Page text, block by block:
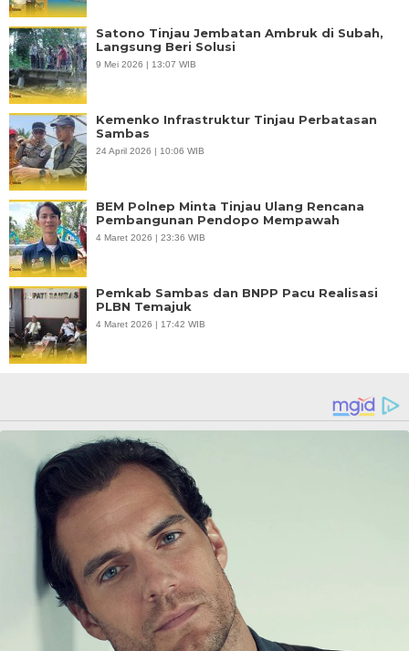
Satono Tinjau Jembatan Ambruk di Subah,
Langsung Beri Solusi
9 Mei 2026 | 13:07 WIB
Kemenko Infrastruktur Tinjau Perbatasan
Sambas
24 April 2026 | 10:06 WIB
BEM Polnep Minta Tinjau Ulang Rencana
Pembangunan Pendopo Mempawah
4 Maret 2026 | 23:36 WIB
Pemkab Sambas dan BNPP Pacu Realisasi
PLBN Temajuk
4 Maret 2026 | 17:42 WIB